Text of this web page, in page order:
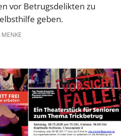
vor Betrugsdelikten zu
geben.